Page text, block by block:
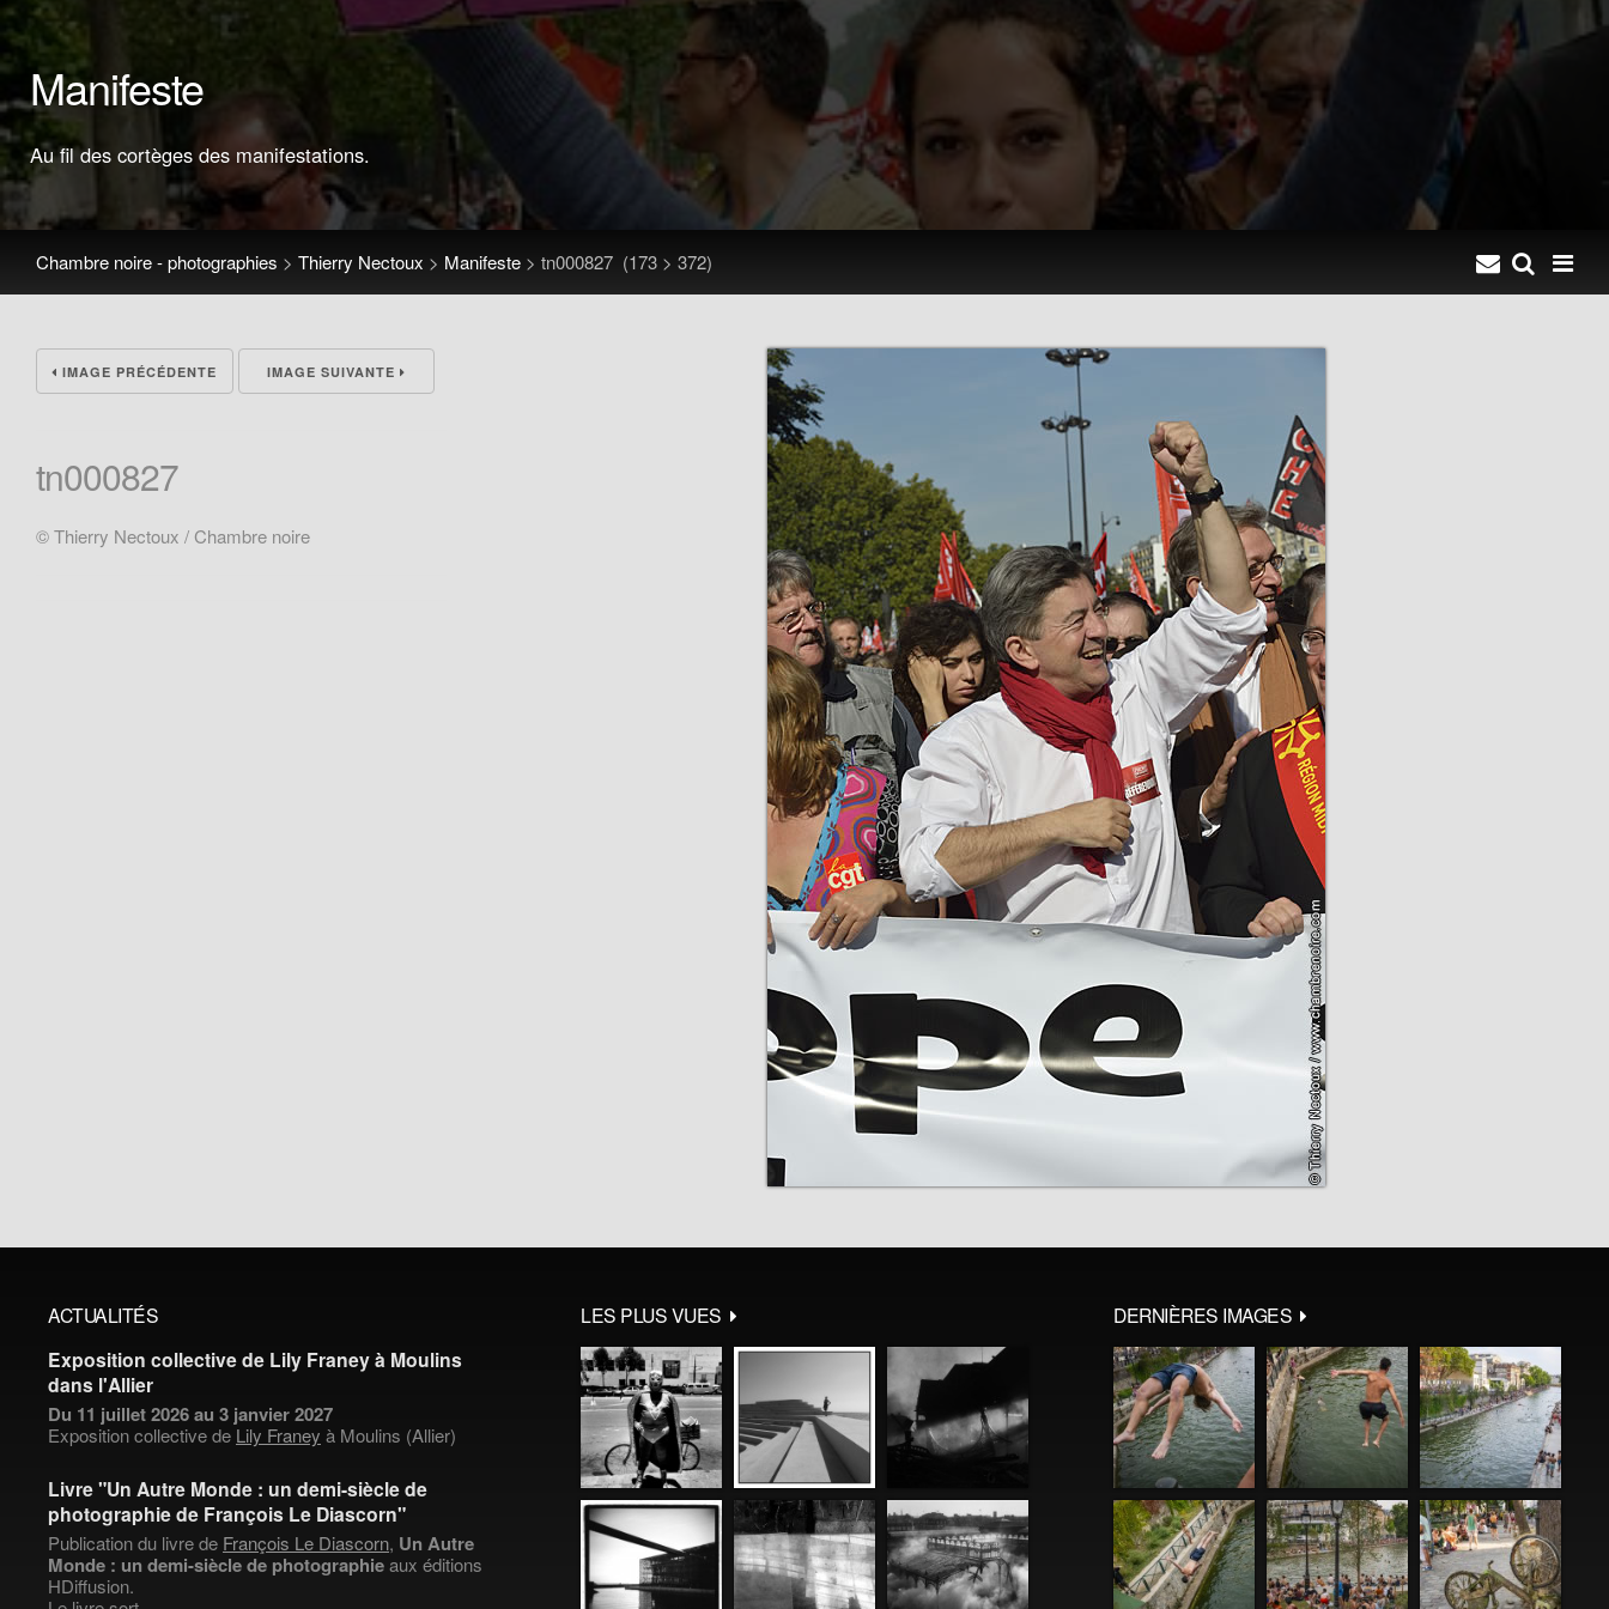
Manifeste
Au fil des cortèges des manifestations.
Chambre noire - photographies > Thierry Nectoux > Manifeste > tn000827 (173 > 372)
IMAGE PRÉCÉDENTE IMAGE SUIVANTE
tn000827
© Thierry Nectoux / Chambre noire
ACTUALITÉS
Exposition collective de Lily Franey à Moulins
dans l'Allier
Du 11 juillet 2026 au 3 janvier 2027
Exposition collective de Lily Franey à Moulins (Allier)
Livre "Un Autre Monde : un demi-siècle de
photographie de François Le Diascorn"
Publication du livre de François Le Diascorn, Un Autre
Monde : un demi-siècle de photographieaux éditions
HDiffusion.
LES PLUS VUES DERNIÈRES IMAGES